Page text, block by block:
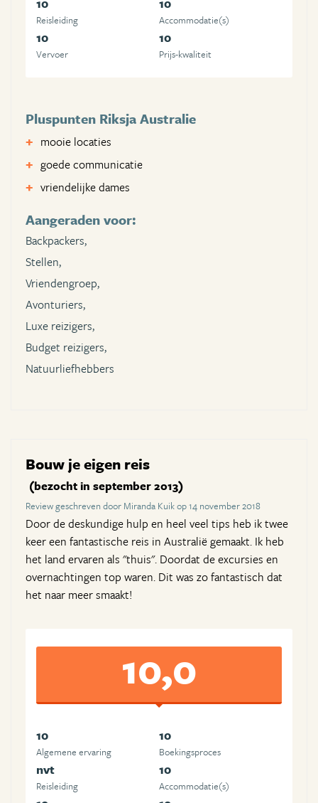
Reisleiding Accommodatie(s)
10
Vervoer
10
Prijs-kwaliteit
Pluspunten Riksja Australie
mooie locaties
goede communicatie
vriendelijke dames
Aangeraden voor:
Backpackers,
Stellen,
Vriendengroep,
Avonturiers,
Luxe reizigers,
Budget reizigers,
Natuurliefhebbers
Bouw je eigen reis
(bezocht in september 2013)
Review geschreven door Miranda Kuik op 14 november 2018
Door de deskundige hulp en heel veel tips heb ik twee
keer een fantastische reis in Australië gemaakt. Ik heb
het land ervaren als "thuis". Doordat de excursies en
overnachtingen top waren. Dit was zo fantastisch dat
het naar meer smaakt!
10,0
10
Algemene ervaring
10
Boekingsproces
nvt
Reisleiding
10
Accommodatie(s)